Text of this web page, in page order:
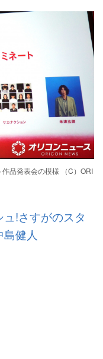
作品発表会の模様 （C）ORI
ュ!さすがのスタ
健人